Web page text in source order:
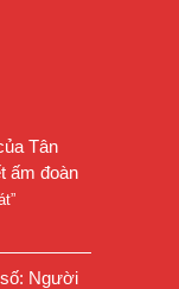
Tân
ấm đoàn
”
Người